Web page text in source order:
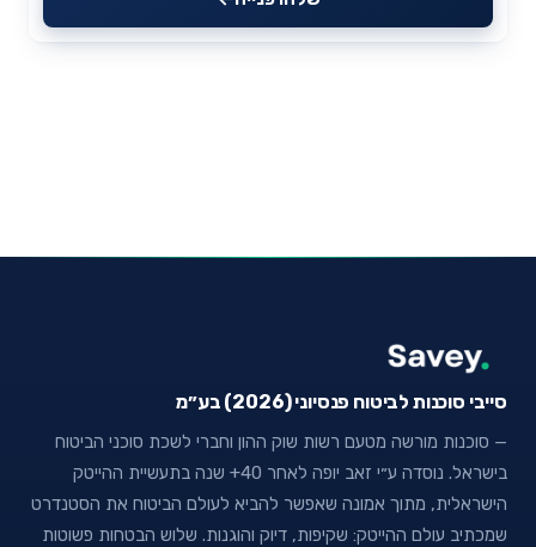
סייבי סוכנות לביטוח פנסיוני (2026) בע״מ
— סוכנות מורשה מטעם רשות שוק ההון וחברי לשכת סוכני הביטוח
בישראל. נוסדה ע״י זאב יופה לאחר 40+ שנה בתעשיית ההייטק
הישראלית, מתוך אמונה שאפשר להביא לעולם הביטוח את הסטנדרט
שמכתיב עולם ההייטק: שקיפות, דיוק והוגנות. שלוש הבטחות פשוטות